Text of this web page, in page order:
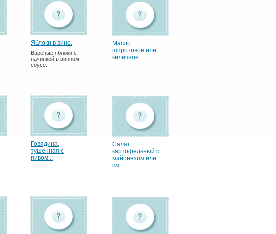
Яблоки в вине.
Вареные яблоки с
начинкой в винном
соусе.
Масло
шпротовое или
киличное...
Говядина,
тушенная с
пивом...
Салат
картофельный с
майонезом или
см...